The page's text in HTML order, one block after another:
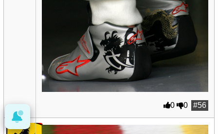
#56
0 0